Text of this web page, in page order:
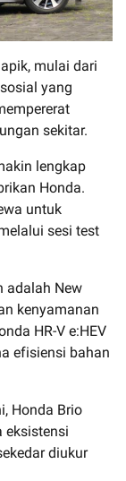
mulai dari
yang
sekitar.
lengkap
Honda.
untuk
sesi test
adalah New
kenyamanan
HR-V e:HEV
efisiensi bahan
Honda Brio
eksistensi
diukur